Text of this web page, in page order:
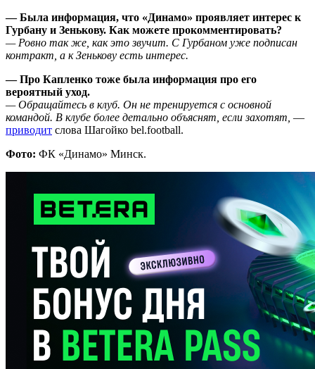
— Была информация, что «Динамо» проявляет интерес к
Гурбану и Зенькову. Как можете прокомментировать?
— Ровно так же, как это звучит. С Гурбаном уже подписан
контракт, а к Зенькову есть интерес.
— Про Капленко тоже была информация про его
вероятный уход.
— Обращайтесь в клуб. Он не тренируется с основной
командой. В клубе более детально объяснят, если захотят, —
приводит слова Шагойко bel.football.
Фото: ФК «Динамо» Минск.